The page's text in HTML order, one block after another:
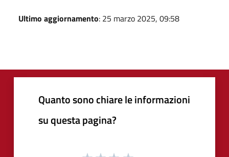
Ultimo aggiornamento: 25 marzo 2025, 09:58
Quanto sono chiare le informazioni
su questa pagina?